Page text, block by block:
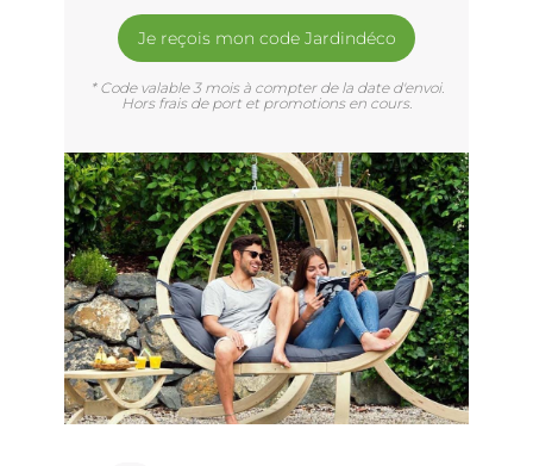
Je reçois mon code Jardindéco
* Code valable 3 mois à compter de la date d'envoi.
Hors frais de port et promotions en cours.